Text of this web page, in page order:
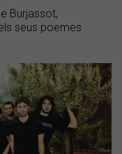
Burjassot,
seus poemes